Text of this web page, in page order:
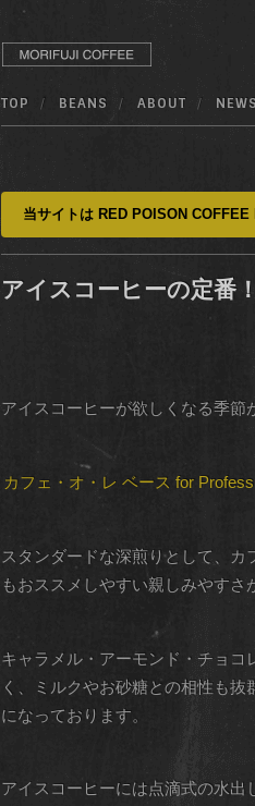
TOP BEANS ABOUT NEWS
当サイトは RED POISON
アイスコーヒーの定番
アイスコーヒーが欲しくなる季節
カフェ・オ・レ ベース for
スタンダードな深煎りとして、
もおススメしやすい親しみやすさ
キャラメル・アーモンド・チョ
く、ミルクやお砂糖との相性も
になっております。
アイスコーヒーには点滴式の水